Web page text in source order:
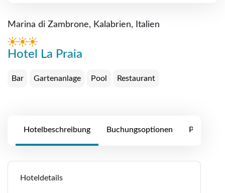
Marina di Zambrone, Kalabrien, Italien
Hotel La Praia
Bar Gartenanlage Pool Restaurant
Hotelbeschreibung Buchungsoptionen Preise
Hoteldetails